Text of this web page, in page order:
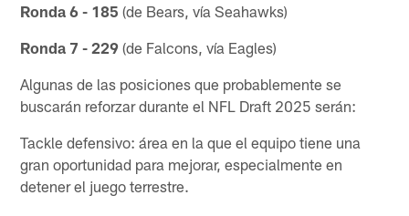
Ronda 6 - 185 (de Bears, vía Seahawks)
Ronda 7 - 229 (de Falcons, vía Eagles)
Algunas de las posiciones que probablemente se
buscarán reforzar durante el NFL Draft 2025 serán:
Tackle defensivo: área en la que el equipo tiene una
gran oportunidad para mejorar, especialmente en
detener el juego terrestre.